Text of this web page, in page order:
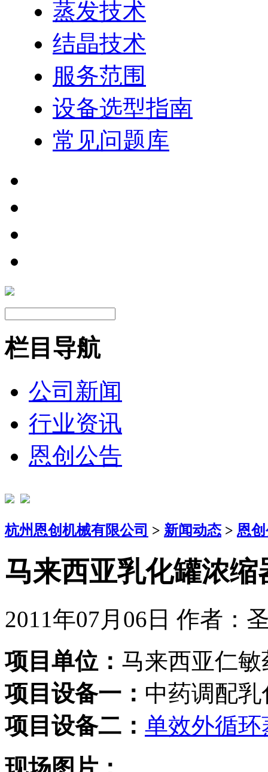
蒸发技术
结晶技术
服务范围
设备选型指南
常见问题库
栏目导航
公司新闻
行业资讯
恩创公告
杭州恩创机械有限公司 > 新闻动态 > 恩
马来西亚乳化罐浓
2011年07月06日 作者：
项目单位： 马来西亚仁敏
项目设备一： 中药调配
项目设备二： 单效外循